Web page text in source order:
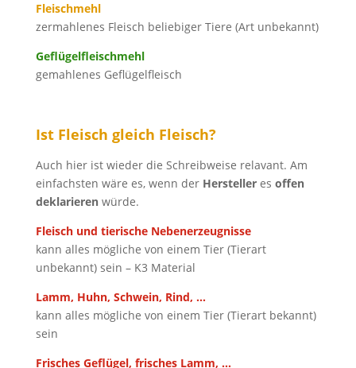
Fleischmehl
zermahlenes Fleisch beliebiger Tiere (Art unbekannt)
Geflügelfleischmehl
gemahlenes Geflügelfleisch
Ist Fleisch gleich Fleisch?
Auch hier ist wieder die Schreibweise relavant. Am
einfachsten wäre es, wenn der Herstelleres offen
deklarierenwürde.
Fleisch und tierische Nebenerzeugnisse
kann alles mögliche von einem Tier (Tierart
unbekannt) sein – K3 Material
Lamm, Huhn, Schwein, Rind, …
kann alles mögliche von einem Tier (Tierart bekannt)
sein
Frisches Geflügel, frisches Lamm, …